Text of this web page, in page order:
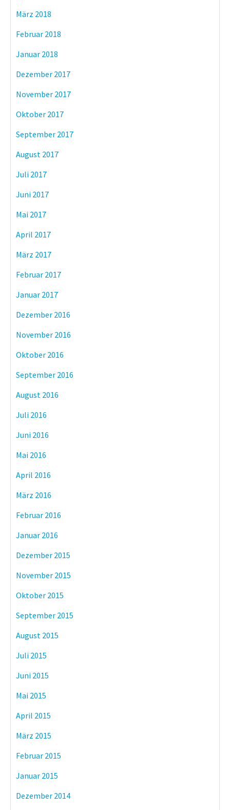
März 2018
Februar 2018
Januar 2018
Dezember 2017
November 2017
Oktober 2017
September 2017
August 2017
Juli 2017
Juni 2017
Mai 2017
April 2017
März 2017
Februar 2017
Januar 2017
Dezember 2016
November 2016
Oktober 2016
September 2016
August 2016
Juli 2016
Juni 2016
Mai 2016
April 2016
März 2016
Februar 2016
Januar 2016
Dezember 2015
November 2015
Oktober 2015
September 2015
August 2015
Juli 2015
Juni 2015
Mai 2015
April 2015
März 2015
Februar 2015
Januar 2015
Dezember 2014